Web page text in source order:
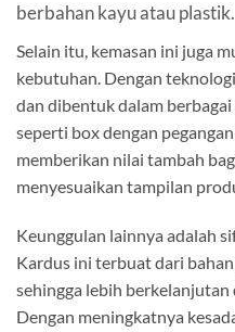
berbahan kayu atau plastik.
Selain itu, kemasan ini juga
kebutuhan. Dengan
dan dibentuk dalam
seperti box dengan
memberikan nilai tambah
menyesuaikan tampilan
Keunggulan lainnya adalah
Kardus ini terbuat dari
sehingga lebih
Dengan meningkatnya